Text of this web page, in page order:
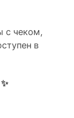
с чеком,
в